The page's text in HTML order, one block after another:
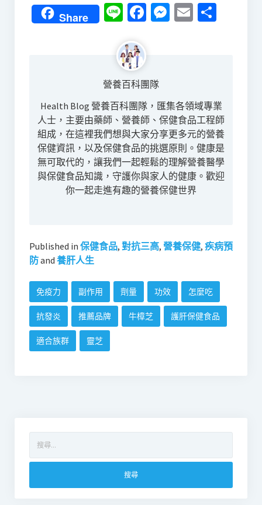
Share LineFacebook
Messenger
Email
分
營養百科團隊
Health Blog 營養百科團隊，匯集各領域專業
人士，主要由藥師、營養師、保健食品工程師
組成，在這裡我們想與大家分享更多元的營養
保健資訊，以及保健食品的挑選原則。健康是
無可取代的，讓我們一起輕鬆的理解營養醫學
與保健食品知識，守護你與家人的健康。歡迎
你一起走進有趣的營養保健世界
Published in 保健食品, 對抗三高, 營養保健, 疾病預
防and 養肝人生
免疫力 副作用 劑量 功效 怎麼吃
抗發炎 推薦品牌 牛樟芝 護肝保健食品
適合族群 靈芝
關
字: